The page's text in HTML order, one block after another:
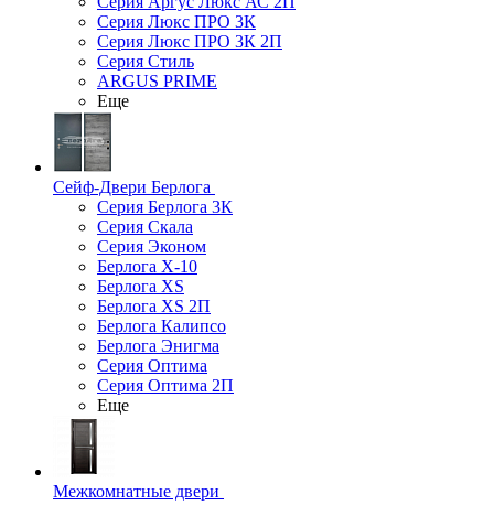
Серия Люкс ПРО 3К
Серия Люкс ПРО 3К 2П
Серия Стиль
ARGUS PRIME
Еще
Сейф-Двери Берлога
Серия Берлога 3К
Серия Скала
Серия Эконом
Берлога X-10
Берлога XS
Берлога XS 2П
Берлога Калипсо
Берлога Энигма
Серия Оптима
Серия Оптима 2П
Еще
Межкомнатные двери